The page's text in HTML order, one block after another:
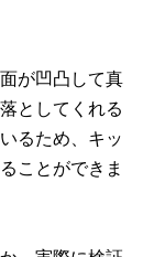
が凹凸して真
としてくれる
るため、キッ
ことができま